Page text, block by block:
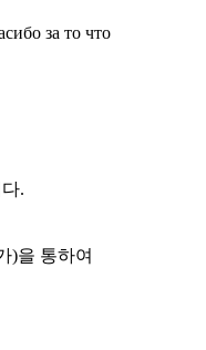
за то что
.
)을 통하여